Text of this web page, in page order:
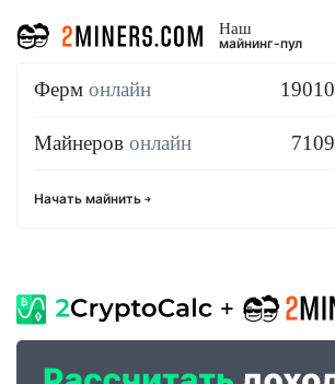
Наш
майнинг-пул
Ферм онлайн 19010
Майнеров онлайн 7109
Начать майнить